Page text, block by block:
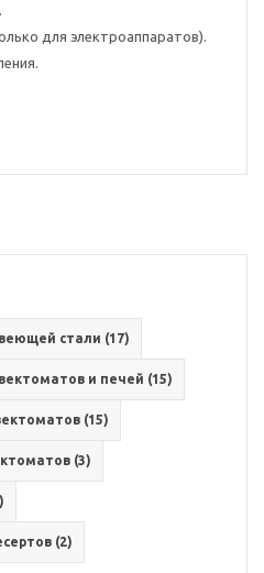
для электроаппаратов).
стали (17)
и печей (15)
(15)
(3)
(2)